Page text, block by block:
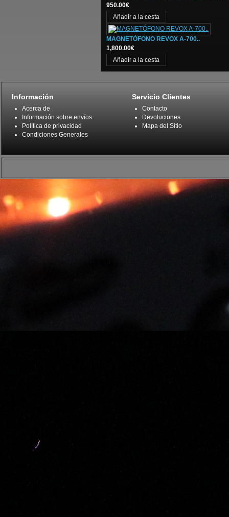
950.00€
MAGNETÓFONO REVOX A-700..
1,800.00€
Información
Acerca de
Información sobre envíos
Política de privacidad
Condiciones Generales
Servicio Clientes
Contacto
Devoluciones
Mapa del Sitio